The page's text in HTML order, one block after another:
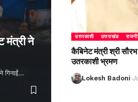
मंत्री ने
गिनाईं…
उत्तरकाशी उत्तराखंड
कैबिनेट मंत्री श्री
उतरकाशी भ्रमण
Lokesh Badoni